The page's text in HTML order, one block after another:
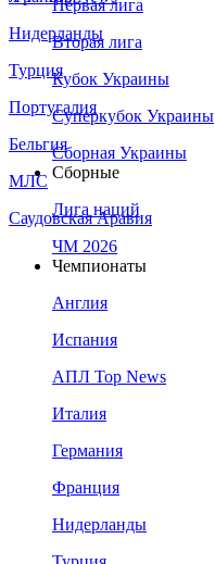
Нидерланды
Турция
Португалия
Бельгия
МЛС
Саудовская Аравия
Первая лига
Вторая лига
Кубок Украины
Суперкубок Украины
Сборная Украины
Сборные
Лига наций
ЧМ 2026
Чемпионаты
Англия
Испания
АПЛ Top News
Италия
Германия
Франция
Нидерланды